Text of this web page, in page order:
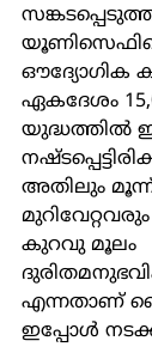
ഔദ്യോഗിക
ഏകദേശം
യുദ്ധത്തില്‍
അതിലും മൂന്ന്
കുറവു മൂലം
എന്നതാണ്
ഇപ്പോള്‍